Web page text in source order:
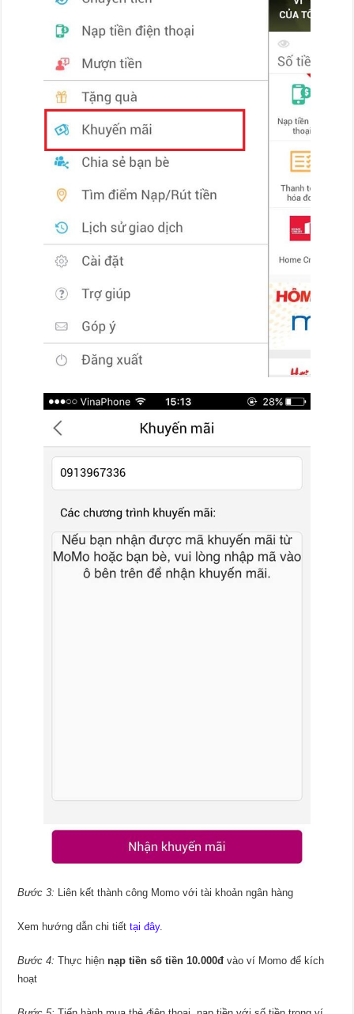
Bước 3: Liên kết thành công Momo với tài khoản ngân hàng
Xem hướng dẫn chi tiếttại đây.
Bước 4: Thực hiệnnạp tiền số tiền 10.000đ vào ví Momo để kích
hoạt